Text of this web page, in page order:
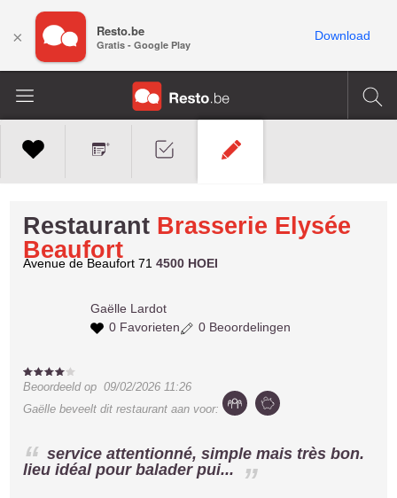
Restaurant Brasserie Elysée
Beaufort
Avenue de Beaufort 714500 HOEI
Gaëlle Lardot
0 Favorieten
0 Beoordelingen
Beoordeeld op09/02/2026 11:26
Gaëlle beveelt dit restaurant aan voor:
service attentionné, simple mais très bon.
lieu idéal pour balader pui...
× Resto.be
Gratis - Google Play
Download